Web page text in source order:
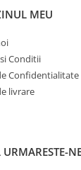
alimentare
MEU
Conditii
Confidentialitate
livrare
URMARESTE-